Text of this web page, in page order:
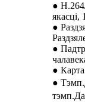
●
якасці,
●
●
●
●